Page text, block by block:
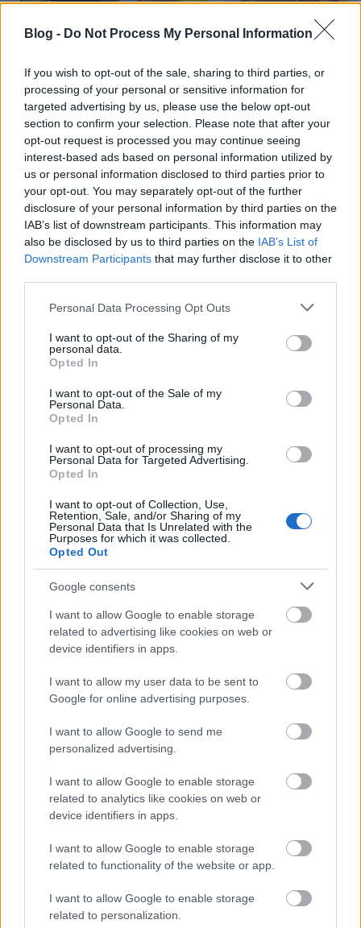
Blog - Do Not Process My Personal Information
If you wish to opt-out of the sale, sharing to third parties, or
processing of your personal or sensitive information for
targeted advertising by us, please use the below opt-out
section to confirm your selection. Please note that after your
opt-out request is processed you may continue seeing
interest-based ads based on personal information utilized by
us or personal information disclosed to third parties prior to
your opt-out. You may separately opt-out of the further
disclosure of your personal information by third parties on the
IAB’s list of downstream participants. This information may
also be disclosed by us to third parties on the IAB’s List of
Downstream Participants that may further disclose it to other
Please note that this website/app uses one or more Google
not limited to your visit or usage behaviour. You may click to
grant or deny consent to Google and its third-party tags to
use your data for below specified purposes in below Google
consent section.
Personal Data Processing Opt Outs
I want to opt-out of the Sharing of my
personal data.
Opted In
I want to opt-out of the Sale of my
Personal Data.
Opted In
I want to opt-out of processing my
Personal Data for Targeted Advertising.
Opted In
I want to opt-out of Collection, Use,
Retention, Sale, and/or Sharing of my
Personal Data that Is Unrelated with the
Purposes for which it was collected.
Opted Out
Google consents
I want to allow Google to enable storage
related to advertising like cookies on web or
device identifiers in apps.
I want to allow my user data to be sent to
Google for online advertising purposes.
I want to allow Google to send me
personalized advertising.
I want to allow Google to enable storage
related to analytics like cookies on web or
device identifiers in apps.
I want to allow Google to enable storage
related to functionality of the website or app.
I want to allow Google to enable storage
related to personalization.
Villám nyereményjáték #3 UPDATE:
VÉGE!
A játékszabályok nem változtak. Ma pontban
délután fél 2-kor ebben a bejegyzésben kirakok egy
videót, ahol egy rövid hangrészlet hallható most már
két videómból és aki elsőre elküldi nekem e-mailen
azoknak a bizonyos epizódoknak a címét az
nyer.Ennek is jó hamar vége lett. Az első helyes…
Következő villám nyereményjáték
időpontja
freddyD 2011. január 15.
Vasárnap 13:30A szabályok nem változtak, egyedül
a feladvány lesz most kicsit más. Hogy a "próba-
szerencse" tippelgetést megnehezítsem, a következő
videóban 2 idézet is lesz. Tehát az első, aki
mindkettőt kitalálja, az nyer. Az egyik közepes
nehézségű lesz, a második…
Önteszt: Crazy Chicken Kart 2